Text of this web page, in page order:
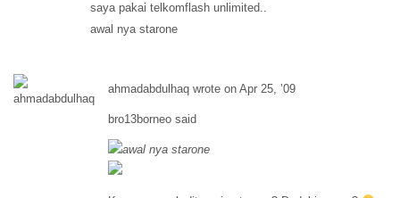
saya pakai telkomflash unlimited..
awal nya starone
ahmadabdulhaq wrote on Apr 25, ’09
bro13borneo said
awal nya starone